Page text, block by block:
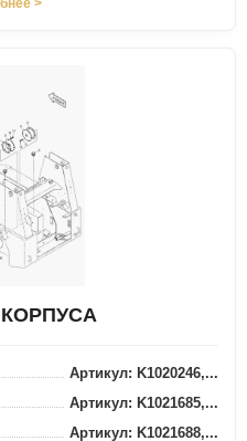
>
Артикул: K1020246,...
Артикул: K1021685,...
Артикул: K1021688,...